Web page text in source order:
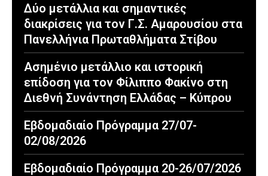
Δύο μετάλλια και σημαντικές
διακρίσεις για τον Γ.Σ. Αμαρουσίου στα
Πανελλήνια Πρωταθλήματα Στίβου
Ασημένιο μετάλλιο και ιστορική
επίδοση για τον Φίλιππο Φακίνο στη
Διεθνή Συνάντηση Ελλάδας – Κύπρου
Εβδομαδιαίο Πρόγραμμα 27/07-
02/08/2026
Εβδομαδιαίο Πρόγραμμα 20-26/07/2026